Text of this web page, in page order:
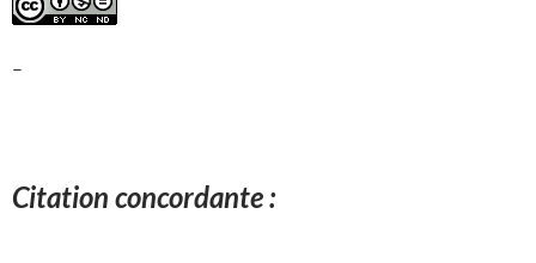
–
Citation concordante :